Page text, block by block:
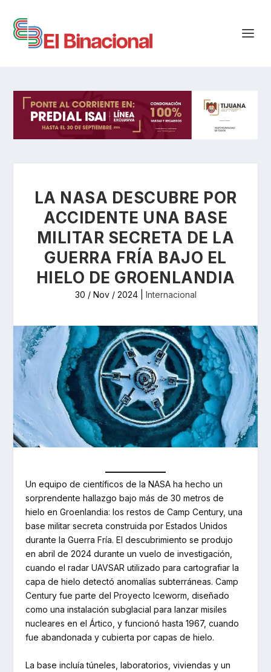
LA NASA DESCUBRE POR
ACCIDENTE UNA BASE
MILITAR SECRETA DE LA
GUERRA FRÍA BAJO EL
HIELO DE GROENLANDIA
30 / Nov / 2024| Internacional
Un equipo de científicos de la NASA ha hecho un
sorprendente hallazgo bajo más de 30 metros de
hielo en Groenlandia: los restos de Camp Century, una
base militar secreta construida por Estados Unidos
durante la Guerra Fría. El descubrimiento se produjo
en abril de 2024 durante un vuelo de investigación,
cuando el radar UAVSAR utilizado para cartografiar la
capa de hielo detectó anomalías subterráneas. Camp
Century fue parte del Proyecto Iceworm, diseñado
como una instalación subglacial para lanzar misiles
nucleares en el Ártico, y funcionó hasta 1967, cuando
fue abandonada y cubierta por capas de hielo.
La base incluía túneles, laboratorios, viviendas y un